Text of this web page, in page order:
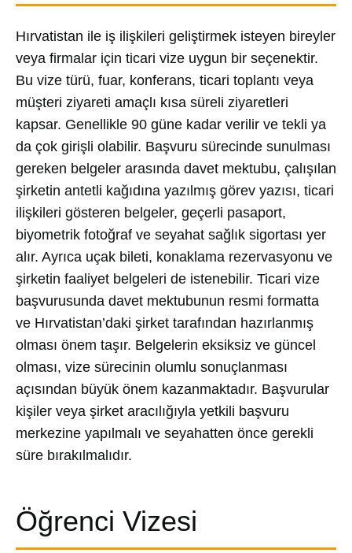
Hırvatistan ile iş ilişkileri geliştirmek isteyen bireyler
veya firmalar için ticari vize uygun bir seçenektir.
Bu vize türü, fuar, konferans, ticari toplantı veya
müşteri ziyareti amaçlı kısa süreli ziyaretleri
kapsar. Genellikle 90 güne kadar verilir ve tekli ya
da çok girişli olabilir. Başvuru sürecinde sunulması
gereken belgeler arasında davet mektubu, çalışılan
şirketin antetli kağıdına yazılmış görev yazısı, ticari
ilişkileri gösteren belgeler, geçerli pasaport,
biyometrik fotoğraf ve seyahat sağlık sigortası yer
alır. Ayrıca uçak bileti, konaklama rezervasyonu ve
şirketin faaliyet belgeleri de istenebilir. Ticari vize
başvurusunda davet mektubunun resmi formatta
ve Hırvatistan’daki şirket tarafından hazırlanmış
olması önem taşır. Belgelerin eksiksiz ve güncel
olması, vize sürecinin olumlu sonuçlanması
açısından büyük önem kazanmaktadır. Başvurular
kişiler veya şirket aracılığıyla yetkili başvuru
merkezine yapılmalı ve seyahatten önce gerekli
süre bırakılmalıdır.
Öğrenci Vizesi